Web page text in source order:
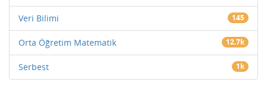
Veri Bilimi 145
Orta Öğretim Matematik 12.7k
Serbest 1k